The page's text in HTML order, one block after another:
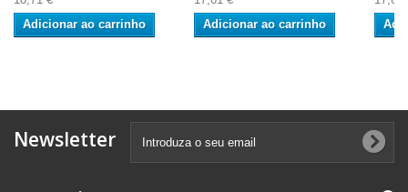
Adicionar ao carrinho
Adicionar ao carrinho
Newsletter